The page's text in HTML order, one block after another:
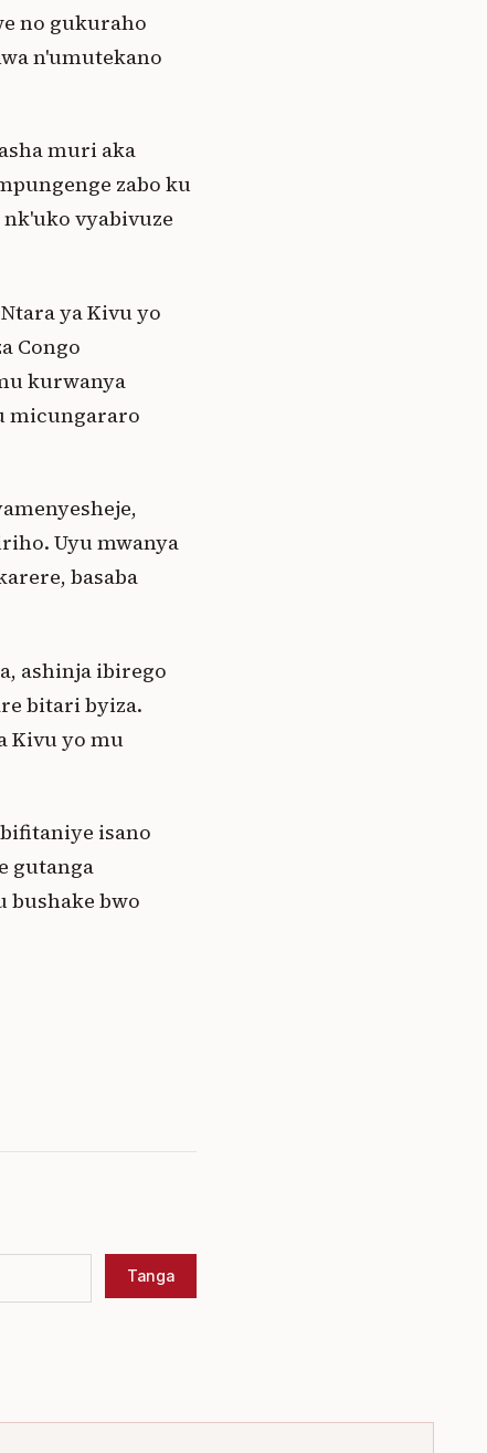
no gukuraho
n'umutekano
muri aka
zabo ku
vyabivuze
ya Kivu yo
Congo
kurwanya
micungararo
Uyu mwanya
basaba
ashinja ibirego
bitari byiza.
Kivu yo mu
isano
gutanga
bushake bwo
Tanga